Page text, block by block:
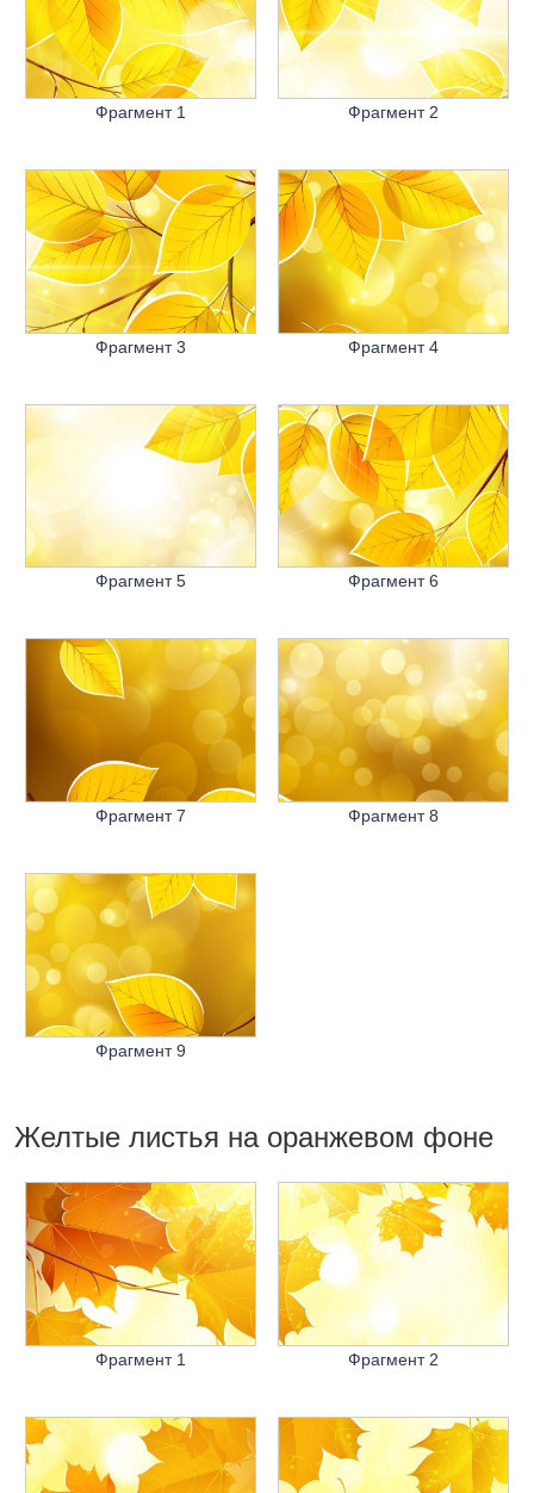
Фрагмент 1 Фрагмент 2
Фрагмент 3 Фрагмент 4
Фрагмент 5 Фрагмент 6
Фрагмент 7 Фрагмент 8
Фрагмент 9
Желтые листья на оранжевом фоне
Фрагмент 1 Фрагмент 2